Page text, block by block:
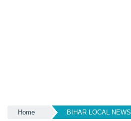
Home BIHAR LOCAL NEWS